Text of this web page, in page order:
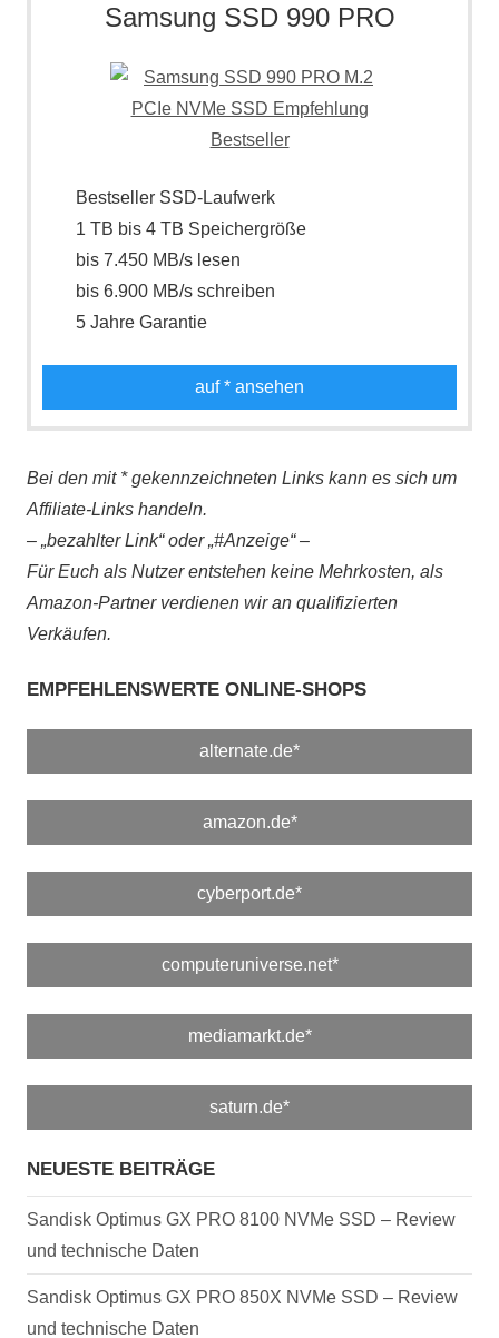
Samsung SSD 990 PRO
Bestseller SSD-Laufwerk
1 TB bis 4 TB Speichergröße
bis 7.450 MB/s lesen
bis 6.900 MB/s schreiben
5 Jahre Garantie
auf* ansehen
Bei den mit * gekennzeichneten Links kann es sich um
Affiliate-Links handeln.
– „bezahlter Link“ oder „#Anzeige“ –
Für Euch als Nutzer entstehen keine Mehrkosten, als
Amazon-Partner verdienen wir an qualifizierten
Verkäufen.
EMPFEHLENSWERTE ONLINE-SHOPS
alternate.de*
amazon.de*
cyberport.de*
computeruniverse.net*
mediamarkt.de*
saturn.de*
NEUESTE BEITRÄGE
Sandisk Optimus GX PRO 8100 NVMe SSD – Review
und technische Daten
Sandisk Optimus GX PRO 850X NVMe SSD – Review
und technische Daten